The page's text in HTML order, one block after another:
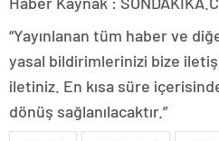
“Yayınlanan tüm haber ve
yasal bildirimlerinizi bize
iletiniz. En kısa süre
dönüş sağlanılacaktır.”